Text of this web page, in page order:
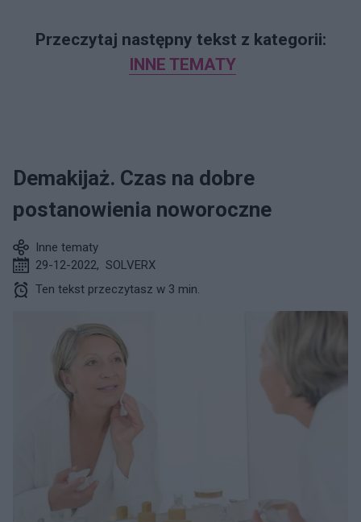
Przeczytaj następny tekst z kategorii:
INNE TEMATY
Demakijaż. Czas na dobre
postanowienia noworoczne
Inne tematy
29-12-2022, SOLVERX
Ten tekst przeczytasz w 3 min.